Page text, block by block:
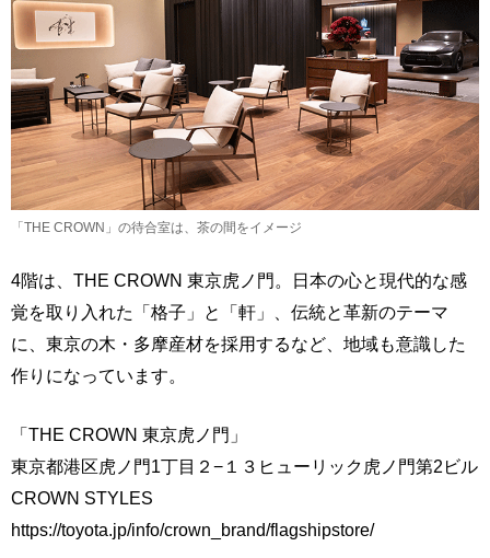
「THE CROWN」の待合室は、茶の間をイメージ
4階は、THE CROWN 東京虎ノ門。日本の心と現代的な感
覚を取り入れた「格子」と「軒」、伝統と革新のテーマ
に、東京の木・多摩産材を採用するなど、地域も意識した
作りになっています。
「THE CROWN 東京虎ノ門」
東京都港区虎ノ門1丁目２−１３ヒューリック虎ノ門第2ビル
CROWN STYLES
https://toyota.jp/info/crown_brand/flagshipstore/